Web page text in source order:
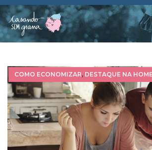
COMO ECONOMIZAR, DESTAQUE NA